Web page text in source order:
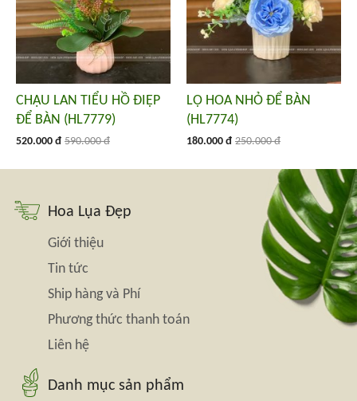
CHẬU LAN TIỂU HỒ ĐIỆP
ĐỂ BÀN (HL7779)
520.000 đ 590.000 đ
LỌ HOA NHỎ ĐỂ BÀN
(HL7774)
180.000 đ 250.000 đ
Hoa Lụa Đẹp
Giới thiệu
Tin tức
Ship hàng và Phí
Phương thức thanh toán
Liên hệ
Danh mục sản phẩm